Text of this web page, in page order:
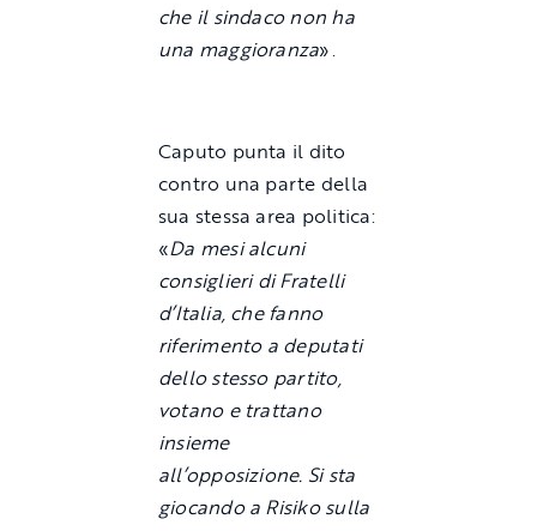
che il sindaco non ha
una maggioranza».
Caputo punta il dito
contro una parte della
sua stessa area politica:
«Da mesi alcuni
consiglieri di Fratelli
d’Italia, che fanno
riferimento a deputati
dello stesso partito,
votano e trattano
insieme
all’opposizione. Si sta
giocando a Risiko sulla